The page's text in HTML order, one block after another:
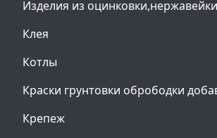
Изделия из оцинковки,нержавейки
Клея
Котлы
Краски грунтовки обрободки
Крепеж